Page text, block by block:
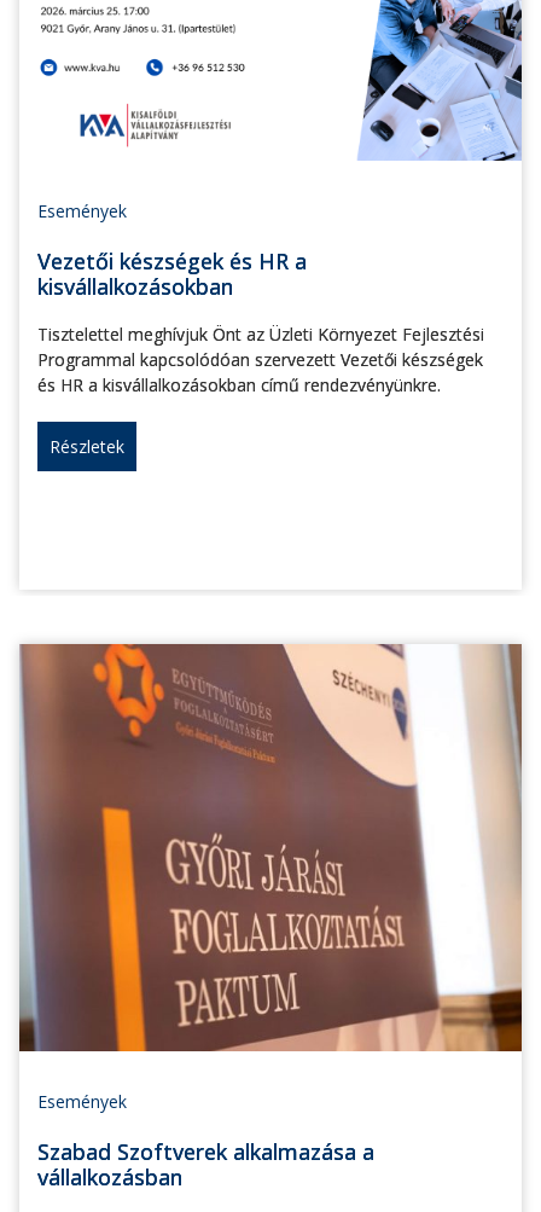
Események
Vezetői készségek és HR a
kisvállalkozásokban
Tisztelettel meghívjuk Önt az Üzleti Környezet Fejlesztési
Programmal kapcsolódóan szervezett Vezetői készségek
és HR a kisvállalkozásokban című rendezvényünkre.
Részletek
Események
Szabad Szoftverek alkalmazása a
vállalkozásban